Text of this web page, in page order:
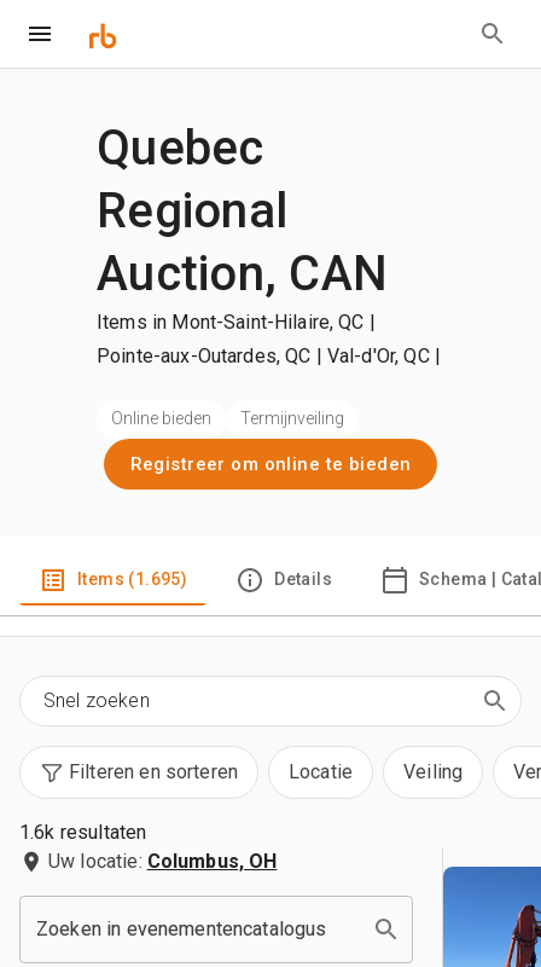
Quebec
Regional
Auction, CAN
Items in Mont-Saint-Hilaire, QC |
Pointe-aux-Outardes, QC | Val-d'Or, QC |
Online bieden Termijnveiling
Registreer om online te bieden
Items (1.695) Details Schema |
Filteren en sorteren Locatie Veiling
1.6k resultaten
Uw locatie: Columbus, OH
Zoeken in evenementencatalogus